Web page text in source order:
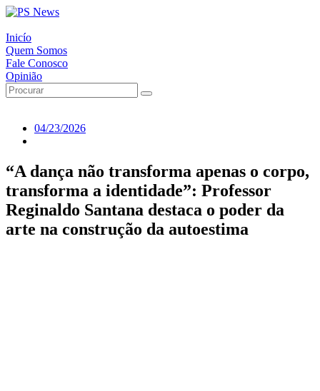
Inicío
Quem Somos
Fale Conosco
Opinião
04/23/2026
“A dança não transforma apenas o corpo,
transforma a identidade”: Professor
Reginaldo Santana destaca o poder da
arte na construção da autoestima